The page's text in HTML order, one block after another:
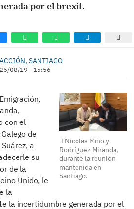
por el brexit.
SANTIAGO
26/08/19 - 15:56
Nicolás Miño y
Rodríguez Miranda,
durante la reunión
mantenida en
Santiago.
con el
de
a
su
de la
Unido, le
la
la incertidumbre generada por el